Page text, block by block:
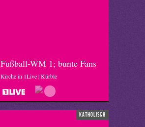
Fußball-WM 1; bunte Fans
Kirche in 1Live | Kürble
katholisch